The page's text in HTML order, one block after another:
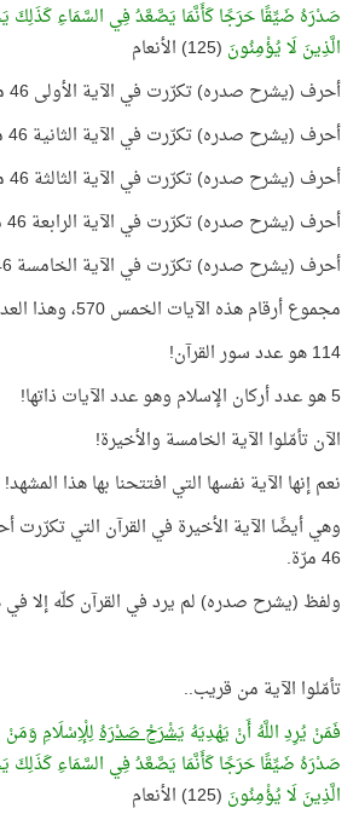
صَدْرَهُ ضَيِّقًا حَرَجًا كَأَنَّمَا يَصَّعَّدُ فِي السَّمَاءِ كَذَلِكَ
الَّذِينَ لَا يُؤْمِنُونَ (125) الأنعام
أحرف (يشرح صدره) تكرّرت في الآية الأولى 46 مرّة.
أحرف (يشرح صدره) تكرّرت في الآية الثانية 46 مرّة.
أحرف (يشرح صدره) تكرّرت في الآية الثالثة 46 مرّة.
أحرف (يشرح صدره) تكرّرت في الآية الرابعة 46 مرّة.
أحرف (يشرح صدره) تكرّرت في الآية الخامسة 46 مرّة.
مجموع أرقام هذه الآيات الخمس 570، وهذا العدد = 114 × 5
114 هو عدد سور القرآن!
5 هو عدد أركان الإسلام وهو عدد الآيات ذاتها!
الآن تأمّلوا الآية الخامسة والأخيرة!
نعم إنها الآية نفسها التي افتتحنا بها هذا المشهد!
وهي أيضًا الآية الأخيرة في القرآن التي
46 مرّة.
ولفظ (يشرح صدره) لم يرد في القرآن كلّه إلا
تأمّلوا الآية من قريب..
فَمَنْ يُرِدِ اللَّهُ أَنْ يَهْدِيَهُ يَشْرَحْ صَدْرَهُلِلْإِسْلَامِ
صَدْرَهُ ضَيِّقًا حَرَجًا كَأَنَّمَا يَصَّعَّدُ فِي السَّمَاءِ كَذَلِكَ
الَّذِينَ لَا يُؤْمِنُونَ (125) الأنعام